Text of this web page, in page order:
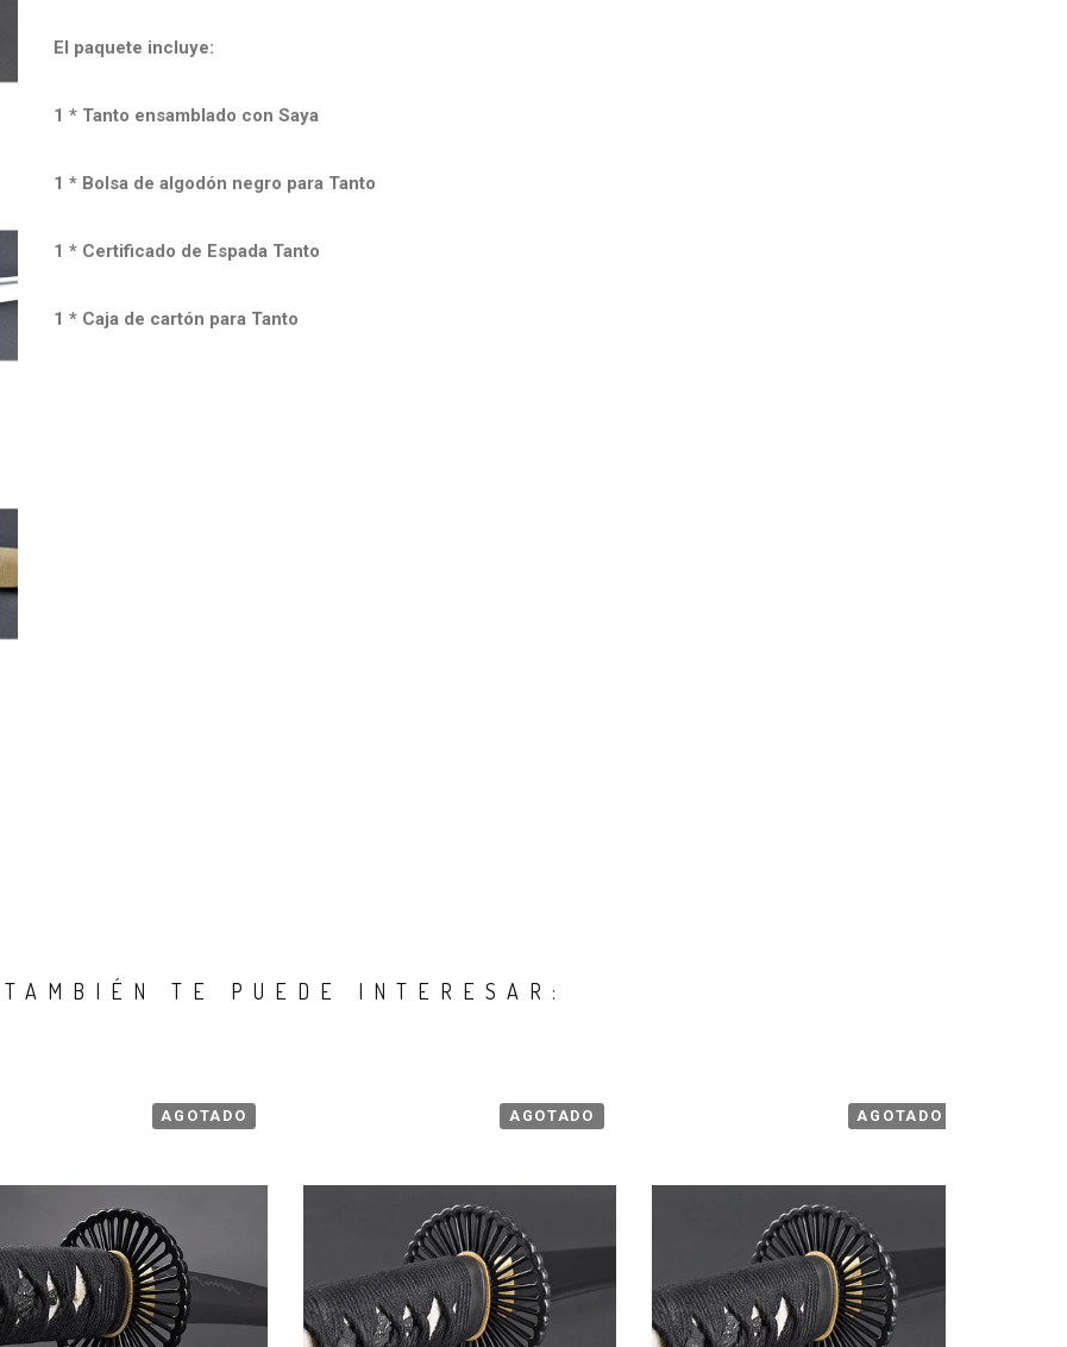
El paquete incluye:
1 * Tanto ensamblado con Saya
1 * Bolsa de algodón negro para Tanto
1 * Certificado de Espada Tanto
1 * Caja de cartón para Tanto
TAMBIÉN TE PUEDE INTERESAR:
AGOTADO AGOTADO AGOTADO